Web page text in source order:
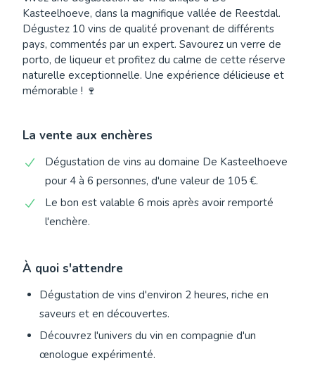
Kasteelhoeve, dans la magnifique vallée de Reestdal.
Dégustez 10 vins de qualité provenant de différents
pays, commentés par un expert. Savourez un verre de
porto, de liqueur et profitez du calme de cette réserve
naturelle exceptionnelle. Une expérience délicieuse et
mémorable ! 🍷
La vente aux enchères
Dégustation de vins au domaine De Kasteelhoeve
pour 4 à 6 personnes, d'une valeur de 105 €.
Le bon est valable 6 mois après avoir remporté
l'enchère.
À quoi s'attendre
Dégustation de vins d'environ 2 heures, riche en
saveurs et en découvertes.
Découvrez l'univers du vin en compagnie d'un
œnologue expérimenté.